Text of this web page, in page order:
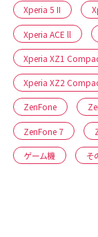
Xperia 5 II
Xperia ACE ll
Xperia XZ1
Xperia XZ2
ZenFone
ZenFone 7
ゲーム機 そ